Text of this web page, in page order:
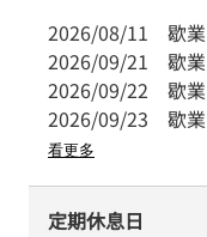
2026/08/11 歇業
2026/09/21 歇業
2026/09/22 歇業
2026/09/23 歇業
看更多
定期休息日